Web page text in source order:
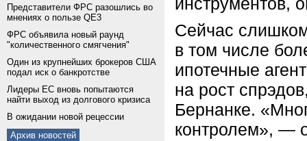
Представители ФРС разошлись во
мнениях о пользе QE3
ФРС объявила новый раунд
"количественного смягчения"
Один из крупнейших брокеров США
подал иск о банкротстве
Лидеры ЕС вновь попытаются
найти выход из долгового кризиса
В ожидании новой рецессии
Архив новостей
Сейчас
в том числе
ипотечные
на рост
Бернанке. «
контролем», —